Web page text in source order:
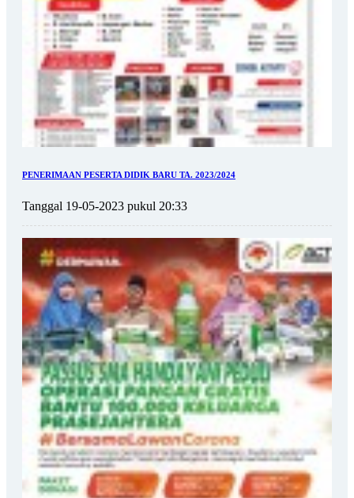
PENERIMAAN PESERTA DIDIK BARU TA. 2023/2024
Tanggal 19-05-2023 pukul 20:33